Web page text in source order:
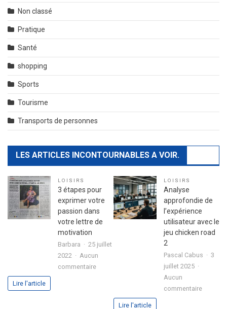
Non classé
Pratique
Santé
shopping
Sports
Tourisme
Transports de personnes
LES ARTICLES INCONTOURNABLES A VOIR.
LOISIRS
3 étapes pour
exprimer votre
passion dans
votre lettre de
motivation
Barbara
25 juillet
2022
Aucun
commentairesur
Lire l'article
LOISIRS
Analyse
approfondie de
l’expérience
utilisateur avec le
jeu chicken road
2
Pascal Cabus
3
juillet 2025
Aucun
commentairesur
Lire l'article